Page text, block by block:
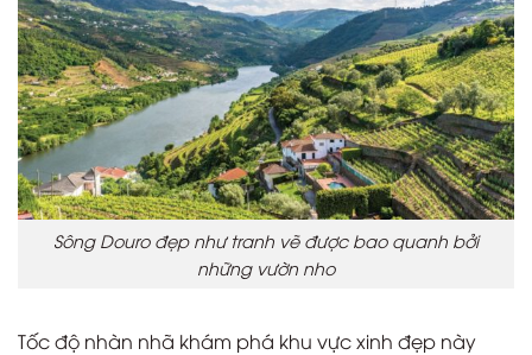
Sông Douro đẹp như tranh vẽ được bao quanh bởi
những vườn nho
Tốc độ nhàn nhã khám phá khu vực xinh đẹp này